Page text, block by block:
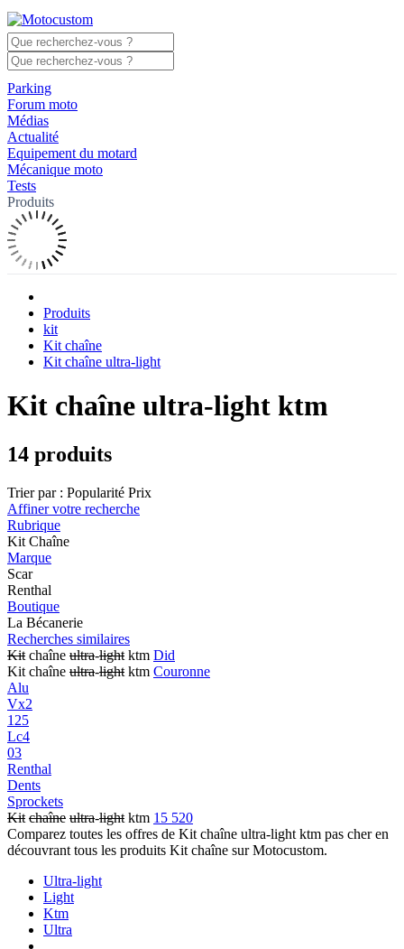
Parking
Forum moto
Médias
Actualité
Equipement du motard
Mécanique moto
Tests
Produits
Produits
kit
Kit chaîne
Kit chaîne ultra-light
Kit chaîne ultra-light ktm
14 produits
Trier par : Popularité Prix
Affiner votre recherche
Rubrique
Kit Chaîne
Marque
Scar
Renthal
Boutique
La Bécanerie
Recherches similaires
Kit chaîne ultra-light ktm Did
Kit chaîne ultra-light ktm Couronne
Alu
Vx2
125
Lc4
03
Renthal
Dents
Sprockets
Kit chaîne ultra-light ktm 15 520
Comparez toutes les offres de Kit chaîne ultra-light ktm pas cher en
découvrant tous les produits Kit chaîne sur Motocustom.
Ultra-light
Light
Ktm
Ultra